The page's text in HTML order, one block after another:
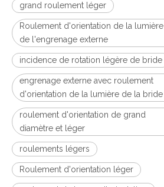
grand roulement léger
Roulement d'orientation de la lumière
de l'engrenage externe
incidence de rotation légère de bride
engrenage externe avec roulement
d'orientation de la lumière de la bride
roulement d'orientation de grand
diamètre et léger
roulements légers
Roulement d'orientation léger